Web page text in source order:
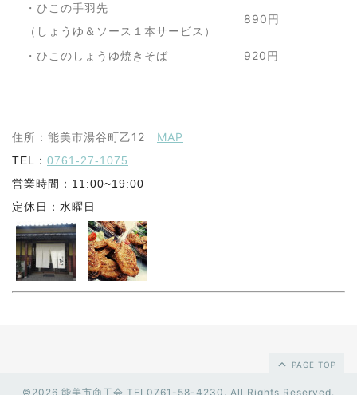
・ひこの手羽先
（しょうゆ＆ソース１本サービス）
890円
・ひこのしょうゆ焼きそば 920円
住所：能美市湯谷町乙12 MAP
TEL： 0761-27-1075
営業時間：11:00~19:00
定休日：水曜日
PAGE TOP
©2026 能美市商工会 TEL0761-58-4230 . All Rights Reserved.